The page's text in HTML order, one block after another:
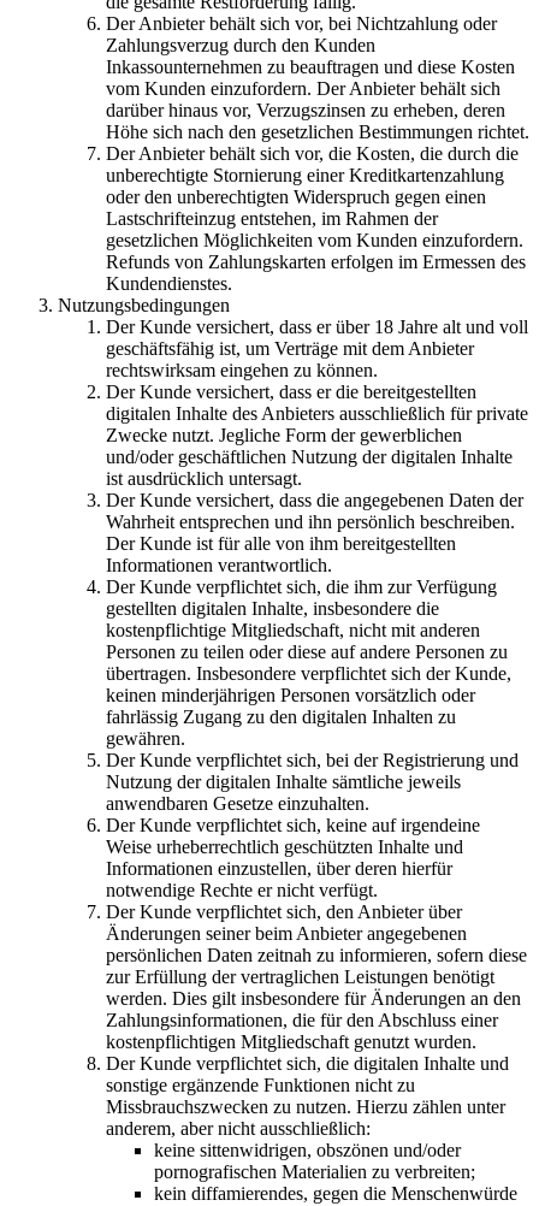
Der Anbieter behält sich vor, bei Nichtzahlung oder
Zahlungsverzug durch den Kunden
Inkassounternehmen zu beauftragen und diese Kosten
vom Kunden einzufordern. Der Anbieter behält sich
darüber hinaus vor, Verzugszinsen zu erheben, deren
Höhe sich nach den gesetzlichen Bestimmungen richtet.
Der Anbieter behält sich vor, die Kosten, die durch die
unberechtigte Stornierung einer Kreditkartenzahlung
oder den unberechtigten Widerspruch gegen einen
Lastschrifteinzug entstehen, im Rahmen der
gesetzlichen Möglichkeiten vom Kunden einzufordern.
Refunds von Zahlungskarten erfolgen im Ermessen des
Kundendienstes.
Nutzungsbedingungen
Der Kunde versichert, dass er über 18 Jahre alt und voll
geschäftsfähig ist, um Verträge mit dem Anbieter
rechtswirksam eingehen zu können.
Der Kunde versichert, dass er die bereitgestellten
digitalen Inhalte des Anbieters ausschließlich für private
Zwecke nutzt. Jegliche Form der gewerblichen
und/oder geschäftlichen Nutzung der digitalen Inhalte
ist ausdrücklich untersagt.
Der Kunde versichert, dass die angegebenen Daten der
Wahrheit entsprechen und ihn persönlich beschreiben.
Der Kunde ist für alle von ihm bereitgestellten
Informationen verantwortlich.
Der Kunde verpflichtet sich, die ihm zur Verfügung
gestellten digitalen Inhalte, insbesondere die
kostenpflichtige Mitgliedschaft, nicht mit anderen
Personen zu teilen oder diese auf andere Personen zu
übertragen. Insbesondere verpflichtet sich der Kunde,
keinen minderjährigen Personen vorsätzlich oder
fahrlässig Zugang zu den digitalen Inhalten zu
gewähren.
Der Kunde verpflichtet sich, bei der Registrierung und
Nutzung der digitalen Inhalte sämtliche jeweils
anwendbaren Gesetze einzuhalten.
Der Kunde verpflichtet sich, keine auf irgendeine
Weise urheberrechtlich geschützten Inhalte und
Informationen einzustellen, über deren hierfür
notwendige Rechte er nicht verfügt.
Der Kunde verpflichtet sich, den Anbieter über
Änderungen seiner beim Anbieter angegebenen
persönlichen Daten zeitnah zu informieren, sofern diese
zur Erfüllung der vertraglichen Leistungen benötigt
werden. Dies gilt insbesondere für Änderungen an den
Zahlungsinformationen, die für den Abschluss einer
kostenpflichtigen Mitgliedschaft genutzt wurden.
Der Kunde verpflichtet sich, die digitalen Inhalte und
sonstige ergänzende Funktionen nicht zu
Missbrauchszwecken zu nutzen. Hierzu zählen unter
anderem, aber nicht ausschließlich:
keine sittenwidrigen, obszönen und/oder
pornografischen Materialien zu verbreiten;
kein diffamierendes, gegen die Menschenwürde